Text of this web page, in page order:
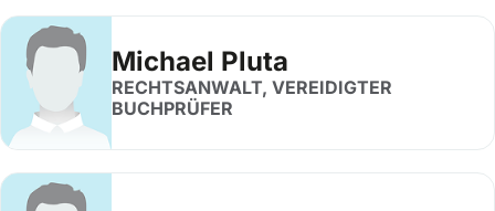
Michael Pluta
RECHTSANWALT, VEREIDIGTER
BUCHPRÜFER